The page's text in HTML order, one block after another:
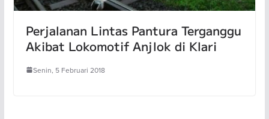
Perjalanan Lintas Pantura Terganggu
Akibat Lokomotif Anjlok di Klari
Senin, 5 Februari 2018